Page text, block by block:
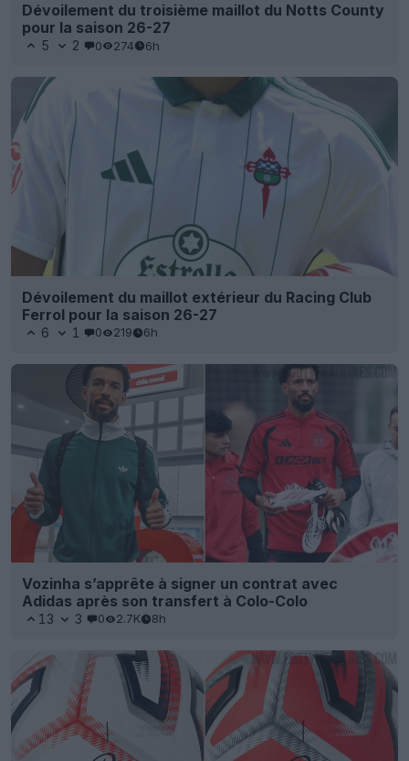
Dévoilement du troisième maillot du Notts County
pour la saison 26-27
5 2 0 274 6h
Dévoilement du maillot extérieur du Racing Club
Ferrol pour la saison 26-27
6 1 0 219 6h
Vozinha s’apprête à signer un contrat avec
Adidas après son transfert à Colo-Colo
13 3 0 2.7K 8h